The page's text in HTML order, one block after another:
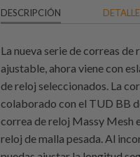
DESCRIPCIÓN
La nueva serie de correas
ajustable, ahora viene con
de reloj seleccionados. La
colaborado con el TUD BB
correa de reloj Massy Mesh
reloj de malla pesada. Al